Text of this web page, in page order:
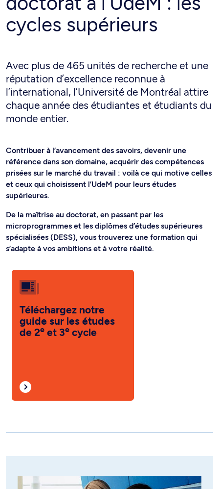
cycles supérieurs
Avec plus de 465 unités de recherche et une
réputation d’excellence reconnue à
l’international, l’Université de Montréal attire
chaque année des étudiantes et étudiants du
monde entier.
Contribuer à l’avancement des savoirs, devenir une
référence dans son domaine, acquérir des compétences
prisées sur le marché du travail : voilà ce qui motive celles
et ceux qui choisissent l’UdeM pour leurs études
supérieures.
De la maîtrise au doctorat, en passant par les
microprogrammes et les diplômes d’études supérieures
spécialisées (DESS), vous trouverez une formation qui
s’adapte à vos ambitions et à votre réalité.
Téléchargez notre
guide sur les études
de 2e et 3e cycle